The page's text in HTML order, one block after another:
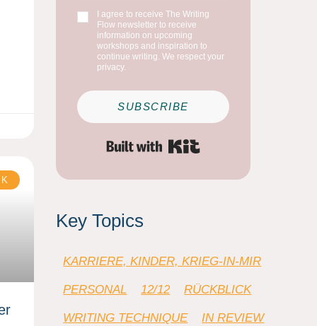
I agree to receive The Writing
Flow newsletter to receive
information on upcoming
workshops and inspiration to
continue writing. We respect your
privacy.
SUBSCRIBE
Key Topics
KARRIERE, KINDER, KRIEG-IN-MIR
PERSONAL 12/12 RÜCKBLICK
WRITING TECHNIQUE IN REVIEW